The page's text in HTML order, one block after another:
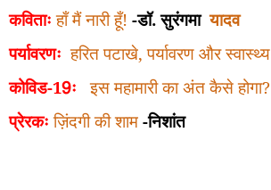
कविताः हाँ मैं नारी हूँ! -डॉ. सुरंगमा यादव
पर्यावरणः हरित पटाखे,पर्यावरण और स्वास्थ्य
कोविड-19ः
इस महामारी का अंत कैसे होगा?
प्रेरकः ज़िंदगी की शाम -निशांत